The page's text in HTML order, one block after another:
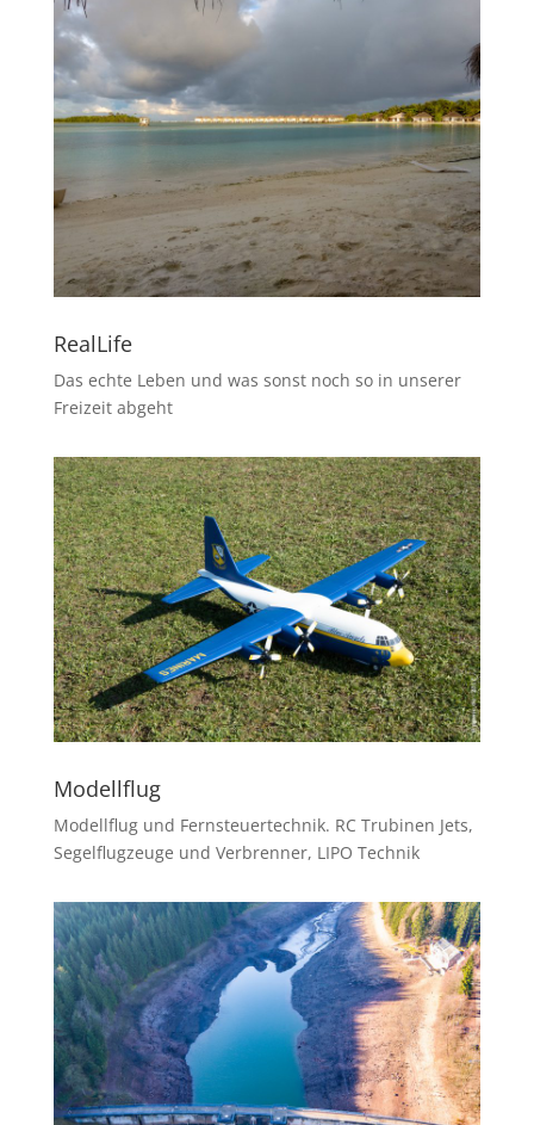
RealLife
Das echte Leben und was sonst noch so in unserer
Freizeit abgeht
Modellflug
Modellflug und Fernsteuertechnik. RC Trubinen Jets,
Segelflugzeuge und Verbrenner, LIPO Technik